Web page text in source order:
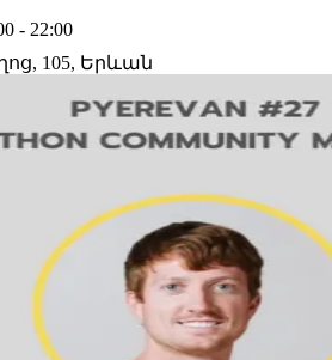
- 22:00
105, Երևան